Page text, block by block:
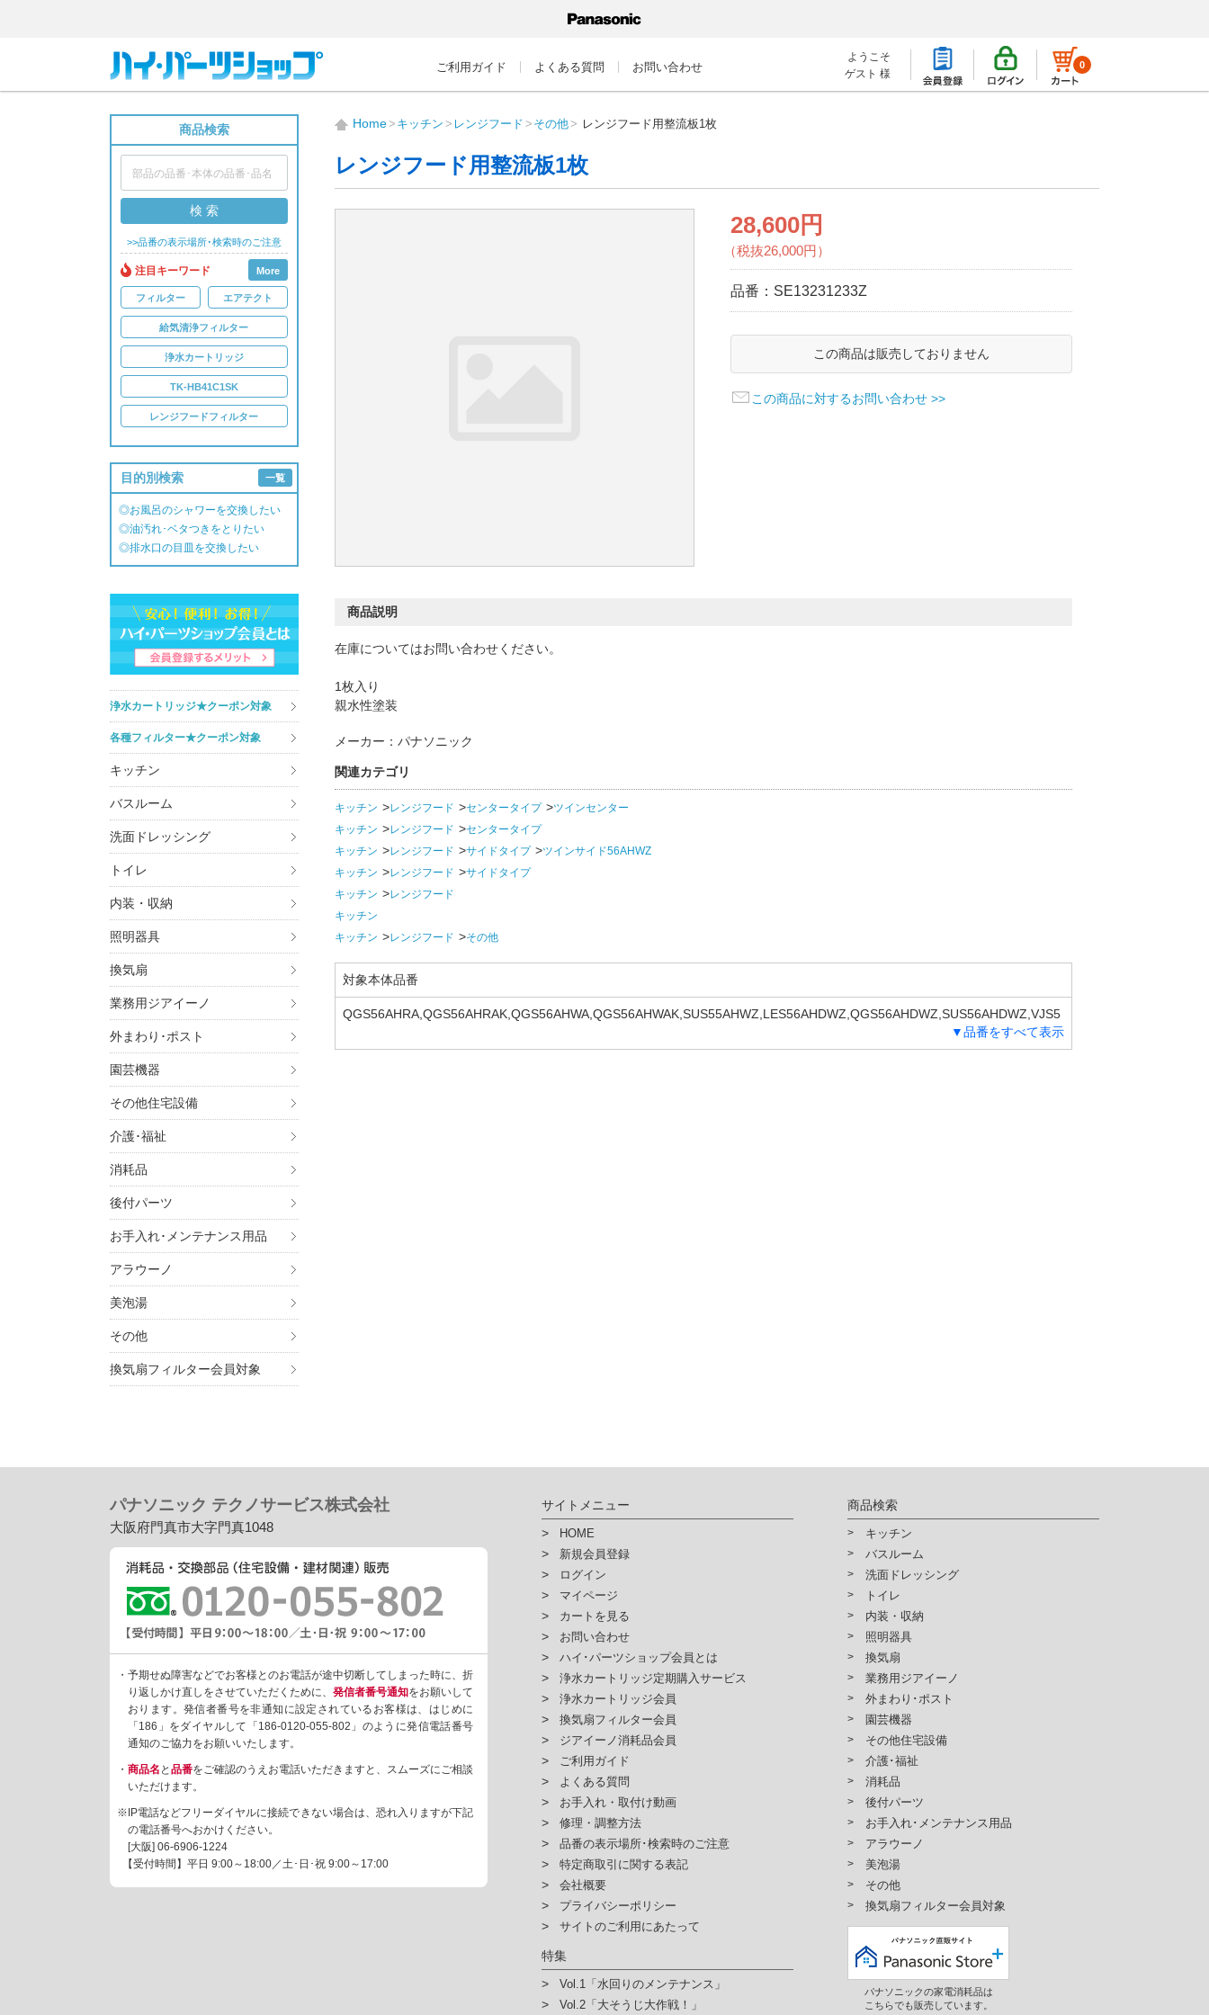
ご利用ガイド よくある質問 お問い合わせ
ようこそ
ゲスト 様
0
商品検索
検 索
>>品番の表示場所･検索時のご注意
注目キーワード More
フィルター エアテクト
給気清浄フィルター
浄水カートリッジ
TK-HB41C1SK
レンジフードフィルター
目的別検索 一覧
◎お風呂のシャワーを交換したい
◎油汚れ･ベタつきをとりたい
◎排水口の目皿を交換したい
浄水カートリッジ★クーポン対象
各種フィルター★クーポン対象
キッチン
バスルーム
洗面ドレッシング
トイレ
内装・収納
照明器具
換気扇
業務用ジアイーノ
外まわり･ポスト
園芸機器
その他住宅設備
介護･福祉
消耗品
後付パーツ
お手入れ･メンテナンス用品
アラウーノ
美泡湯
その他
換気扇フィルター会員対象
Home キッチン レンジフード その他 レンジフード用整流板1枚
レンジフード用整流板1枚
28,600円
（税抜26,000円）
品番： SE13231233Z
この商品は販売しておりません
この商品に対するお問い合わせ >>
商品説明
在庫についてはお問い合わせください。
1枚入り
親水性塗装
メーカー：パナソニック
関連カテゴリ
キッチン レンジフード センタータイプ
ツインセンター
キッチン
レンジフード
センタータイプ
キッチン
レンジフード サイドタイプ
ツインサイド56AHWZ
キッチン
レンジフード
サイドタイプ
キッチン
レンジフード
キッチン
キッチン
レンジフード その他
対象本体品番
QGS56AHRA,QGS56AHRAK,QGS56AHWA,QGS56AHWAK,SUS55AHWZ,LES56AHDWZ,QGS56AHDWZ,SUS56AHDWZ,VJS5
▼品番をすべて表示
パナソニック テクノサービス株式会社
大阪府門真市大字門真1048
・予期せぬ障害などでお客様とのお電話が途中切断してしまった時に、折
り返しかけ直しをさせていただくために、 発信者番号通知をお願いして
おります。発信者番号を非通知に設定されているお客様は、はじめに
「186」をダイヤルして「186-0120-055-802」のように発信電話番号
通知のご協力をお願いいたします。
・ 商品名 と 品番をご確認のうえお電話いただきますと、スムーズにご相談
いただけます。
※IP電話などフリーダイヤルに接続できない場合は、恐れ入りますが下記
の電話番号へおかけください。
[大阪] 06-6906-1224
【受付時間】平日 9:00～18:00／土･日･祝 9:00～17:00
サイトメニュー
HOME
新規会員登録
ログイン
マイページ
カートを見る
お問い合わせ
ハイ･パーツショップ会員とは
浄水カートリッジ定期購入サービス
浄水カートリッジ会員
換気扇フィルター会員
ジアイーノ消耗品会員
ご利用ガイド
よくある質問
お手入れ・取付け動画
修理・調整方法
品番の表示場所･検索時のご注意
特定商取引に関する表記
会社概要
プライバシーポリシー
サイトのご利用にあたって
特集
Vol.1「水回りのメンテナンス」
Vol.2「大そうじ大作戦！」
商品検索
キッチン
バスルーム
洗面ドレッシング
トイレ
内装・収納
照明器具
換気扇
業務用ジアイーノ
外まわり･ポスト
園芸機器
その他住宅設備
介護･福祉
消耗品
後付パーツ
お手入れ･メンテナンス用品
アラウーノ
美泡湯
その他
換気扇フィルター会員対象
パナソニックの家電消耗品は
こちらでも販売しています。